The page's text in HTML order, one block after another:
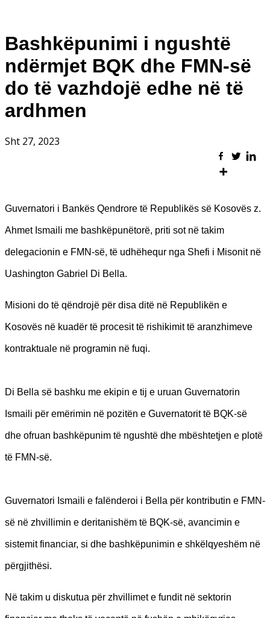
Bashkëpunimi i ngushtë
ndërmjet BQK dhe FMN-së
do të vazhdojë edhe në të
ardhmen
Sht 27, 2023
Guvernatori i Bankës Qendrore të Republikës së Kosovës z.
Ahmet Ismaili me bashkëpunëtorë, priti sot në takim
delegacionin e FMN-së, të udhëhequr nga Shefi i Misonit në
Uashington Gabriel Di Bella.
Misioni do të qëndrojë për disa ditë në Republikën e
Kosovës në kuadër të procesit të rishikimit të aranzhimeve
kontraktuale në programin në fuqi.
Di Bella së bashku me ekipin e tij e uruan Guvernatorin
Ismaili për emërimin në pozitën e Guvernatorit të BQK-së
dhe ofruan bashkëpunim të ngushtë dhe mbështetjen e plotë
të FMN-së.
Guvernatori Ismaili e falënderoi i Bella për kontributin e FMN-
së në zhvillimin e deritanishëm të BQK-së, avancimin e
sistemit financiar, si dhe bashkëpunimin e shkëlqyeshëm në
përgjithësi.
Në takim u diskutua për zhvillimet e fundit në sektorin